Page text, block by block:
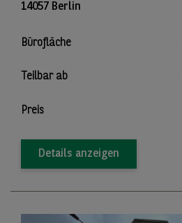
14057 Berlin
Bürofläche
Teilbar ab
Preis
Details anzeigen